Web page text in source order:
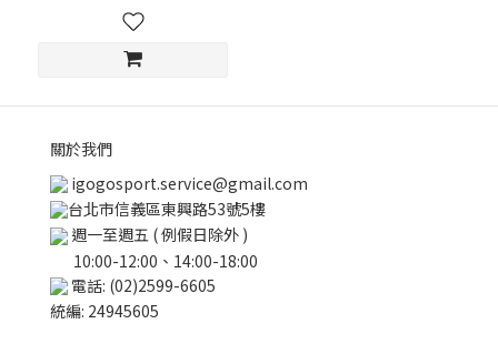
關於我們
igogosport.service@gmail.com
台北市信義區東興路53號5樓
週一至週五 ( 例假日除外 )
10:00-12:00、14:00-18:00
電話: (02)2599-6605
統編: 24945605